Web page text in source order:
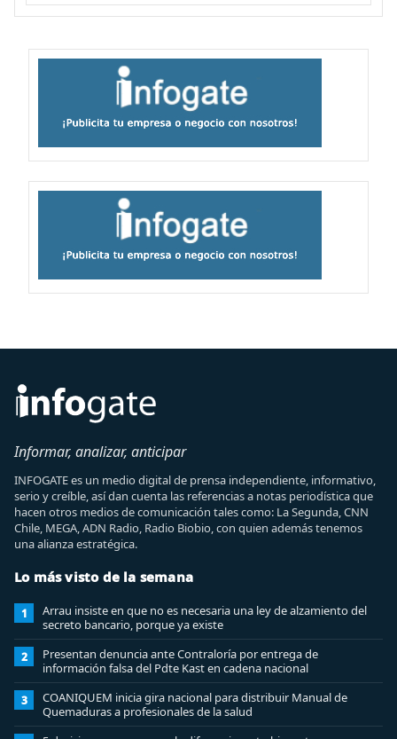
Informar, analizar, anticipar
INFOGATE es un medio digital de prensa independiente, informativo,
serio y creíble, así dan cuenta las referencias a notas periodística que
hacen otros medios de comunicación tales como: La Segunda, CNN
Chile, MEGA, ADN Radio, Radio Biobio, con quien además tenemos
una alianza estratégica.
Lo más visto de la semana
1
Arrau insiste en que no es necesaria una ley de alzamiento del
secreto bancario, porque ya existe
2
Presentan denuncia ante Contraloría por entrega de
información falsa del Pdte Kast en cadena nacional
3
COANIQUEM inicia gira nacional para distribuir Manual de
Quemaduras a profesionales de la salud